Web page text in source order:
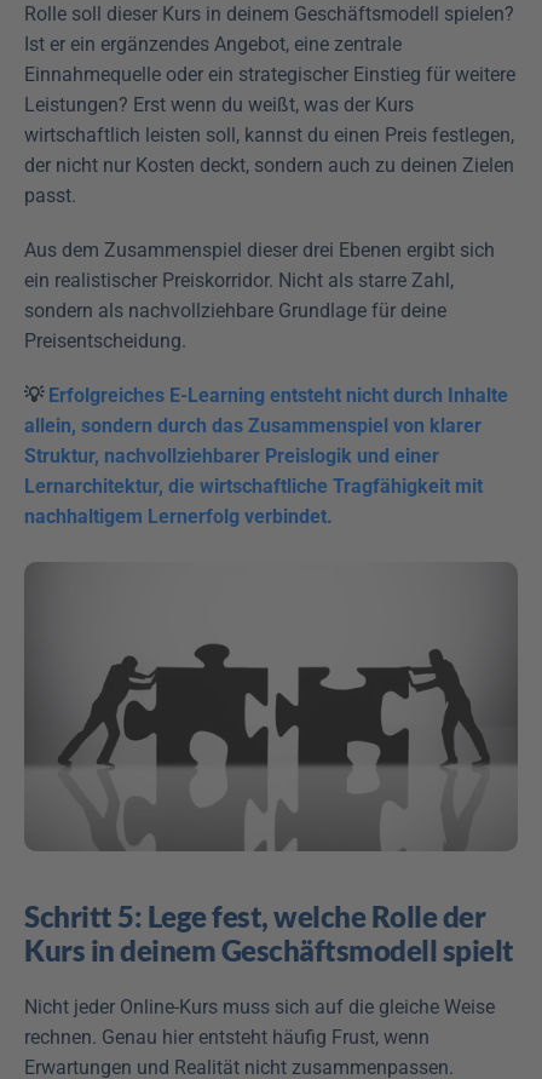
Rolle soll dieser Kurs in deinem Geschäftsmodell spielen?
Ist er ein ergänzendes Angebot, eine zentrale
Einnahmequelle oder ein strategischer Einstieg für weitere
Leistungen? Erst wenn du weißt, was der Kurs
wirtschaftlich leisten soll, kannst du einen Preis festlegen,
der nicht nur Kosten deckt, sondern auch zu deinen Zielen
passt.
Aus dem Zusammenspiel dieser drei Ebenen ergibt sich
ein realistischer Preiskorridor. Nicht als starre Zahl,
sondern als nachvollziehbare Grundlage für deine
Preisentscheidung.
💡 Erfolgreiches E-Learning entsteht nicht durch Inhalte
allein, sondern durch das Zusammenspiel von klarer
Struktur, nachvollziehbarer Preislogik und einer
Lernarchitektur, die wirtschaftliche Tragfähigkeit mit
nachhaltigem Lernerfolg verbindet.
Schritt 5: Lege fest, welche Rolle der
Kurs in deinem Geschäftsmodell spielt
Nicht jeder Online-Kurs muss sich auf die gleiche Weise
rechnen. Genau hier entsteht häufig Frust, wenn
Erwartungen und Realität nicht zusammenpassen.